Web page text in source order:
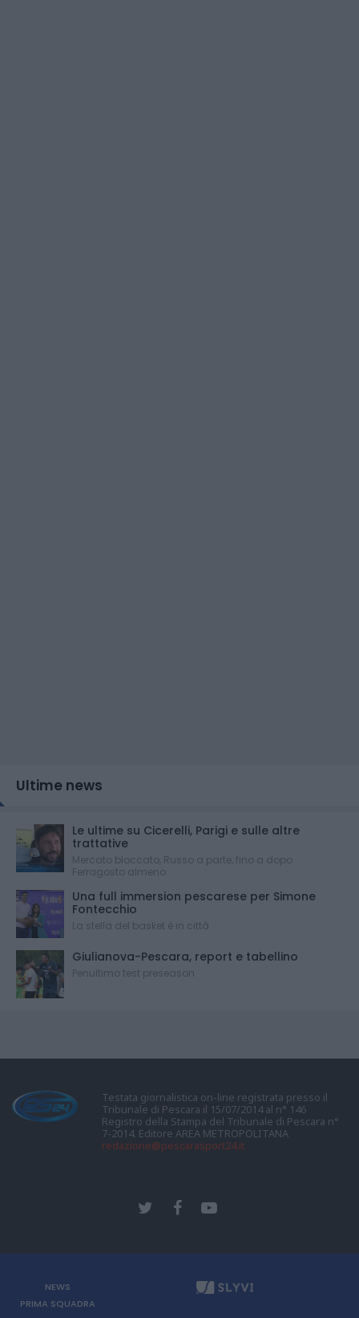
Ultime news
Le ultime su Cicerelli, Parigi e sulle altre
trattative
Mercato bloccato, Russo a parte, fino a dopo
Ferragosto almeno
Una full immersion pescarese per Simone
Fontecchio
La stella del basket è in città
Giulianova-Pescara, report e tabellino
Penultimo test preseason
Testata giornalistica on-line registrata presso il
Tribunale di Pescara il 15/07/2014 al n° 146
Registro della Stampa del Tribunale di Pescara n°
7-2014. Editore AREA METROPOLITANA
redazione@pescarasport24.it
NEWS
PRIMA SQUADRA